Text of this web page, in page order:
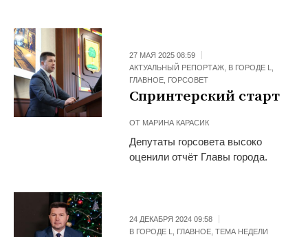
27 МАЯ 2025 08:59
АКТУАЛЬНЫЙ РЕПОРТАЖ, В ГОРОДЕ L,
ГЛАВНОЕ, ГОРСОВЕТ
Спринтерский старт
ОТ МАРИНА КАРАСИК
Депутаты горсовета высоко
оценили отчёт Главы города.
24 ДЕКАБРЯ 2024 09:58
В ГОРОДЕ L, ГЛАВНОЕ,ТЕМА НЕДЕЛИ